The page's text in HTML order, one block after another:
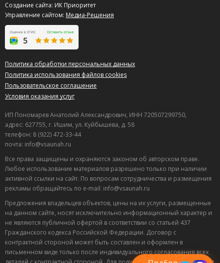
Создание сайта: ИК Приоритет
Управление сайтом: Медиа-Решения
Политика обработки персональных данных
Политика использования файлов cookies
Пользовательское соглашение
Условия оказания услуг
ИП Пономарев Анатолий Александрович, ИНН 720507299750,
адрес: 627755, г. Ишим, ул. Куйбышева, д. 58
телефон: 8 (922) 472-33-44
почта: info@vsaunah.ru
Все права защищены и охраняются законом об авторском праве.
Любое использование материалов разрешено только при наличии
активной ссылки на сайт. По вопросам сотрудничества и размещения
рекламы обращайтесь по e-mail: info@vsaunah.ru
Предложения владельцев объектов, цены на их услуги, размещенные
на данном сайте, носят исключительно информационный характер и
не являются публичной офертой в соответствии со статьей 437
Гражданского кодекса Российской Федерации. Договор с
контрактной стороной может быть составлен и оформлен в
письменном виде только после индивидуального согласования всех
Лучшие
спецпредложения
саун
Подписывайтесь в Telegram или MAX —
пришлём свежие скидки